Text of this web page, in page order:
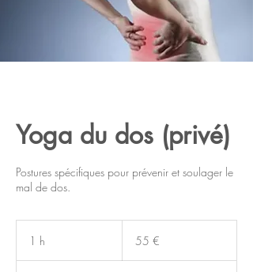
Yoga du dos (privé)
Postures spécifiques pour prévenir et soulager le
mal de dos.
1 h 55 €